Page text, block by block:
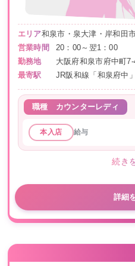
エリア和泉市・泉大津・岸和田
営業時間
20：00～翌1：00
勤務地
大阪府和泉市府中町
最寄駅
JR阪和線「和泉府中
職種 カウンターレディ
本入店 給与
続き
詳細